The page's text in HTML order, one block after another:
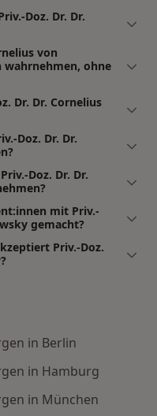
Doz. Dr. Dr.
von
ohne
Dr. Dr. Cornelius
Doz. Dr. Dr.
Doz. Dr. Dr.
mit Priv.-
gemacht?
Priv.-Doz.
in Berlin
in Hamburg
in München